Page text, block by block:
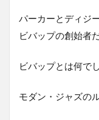
パーカーとディジ
ビバップの創始者
ビバップとは何で
モダン・ジャズの